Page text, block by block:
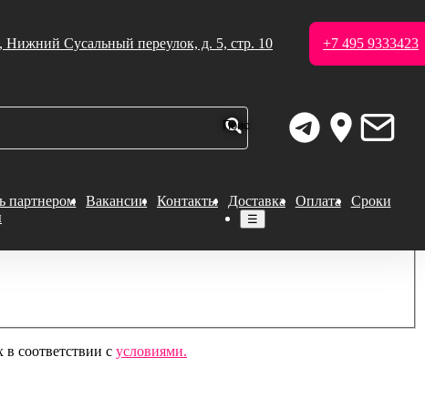
соответствии с условиями.
Нижний Сусальный переулок, д. 5, стр. 10 +7 495 9333423
партнером Вакансии Контакты Доставка Оплата
Сроки
☰